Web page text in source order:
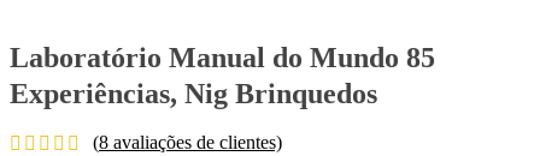
Laboratório Manual do Mundo 85
Experiências, Nig Brinquedos
(8 avaliações de clientes)